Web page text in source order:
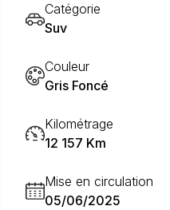
Catégorie
Suv
Couleur
Gris Foncé
Kilométrage
12 157 Km
Mise en circulation
05/06/2025